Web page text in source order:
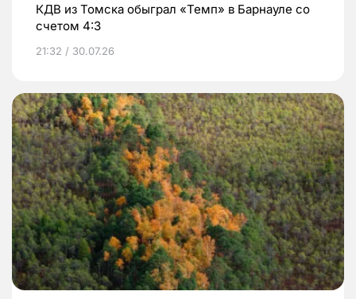
КДВ из Томска обыграл «Темп» в Барнауле со
счетом 4:3
21:32 / 30.07.26